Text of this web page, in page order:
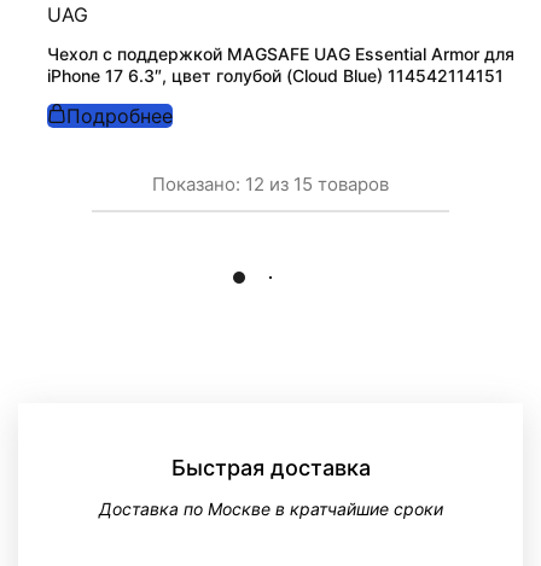
составляла
6
990,00₽.
2
790,00₽.
UAG
Чехол с поддержкой MAGSAFE UAG Essential Armor для
iPhone 17 6.3″, цвет голубой (Cloud Blue) 114542114151
Подробнее
Показано: 12 из 15 товаров
Показать ещё
Быстрая доставка
Доставка по Москве в кратчайшие сроки